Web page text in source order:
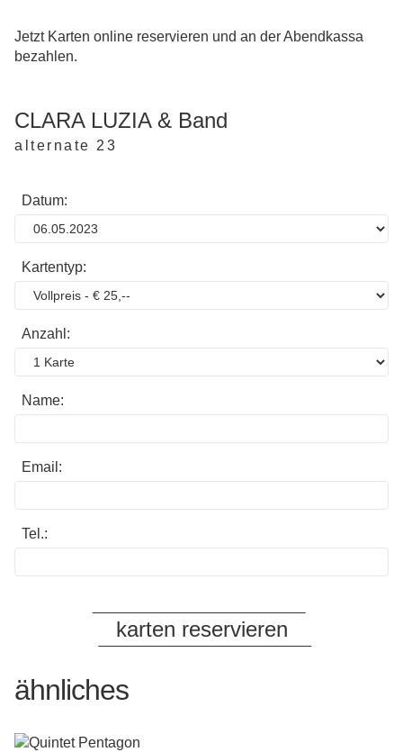
Jetzt Karten online reservieren und an der Abendkassa
bezahlen.
CLARA LUZIA & Band
alternate 23
Datum:
Kartentyp:
Anzahl:
Name:
Email:
Tel.:
ähnliches